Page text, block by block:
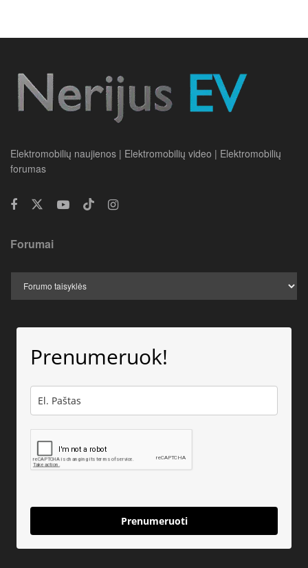
Elektromobilių naujienos | Elektromobilių video | Elektromobilių
forumas
Forumai
Prenumeruok!
Prenumeruoti